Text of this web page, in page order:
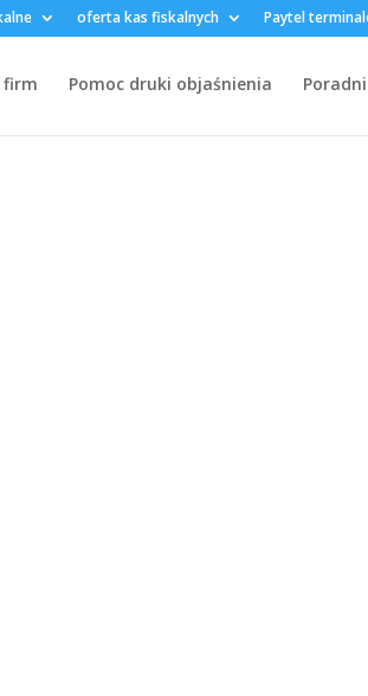
oferta kas fiskalnych Paytel
firm Pomoc druki objaśnienia